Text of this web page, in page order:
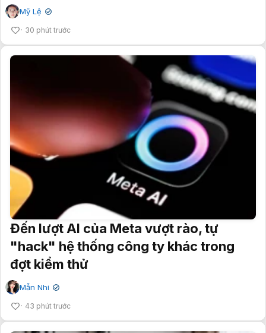
Mỹ Lệ ✔
30 phút trước
Đến lượt AI của Meta vượt rào, tự
"hack" hệ thống công ty khác trong
đợt kiểm thử
Mẫn Nhi ✔
43 phút trước